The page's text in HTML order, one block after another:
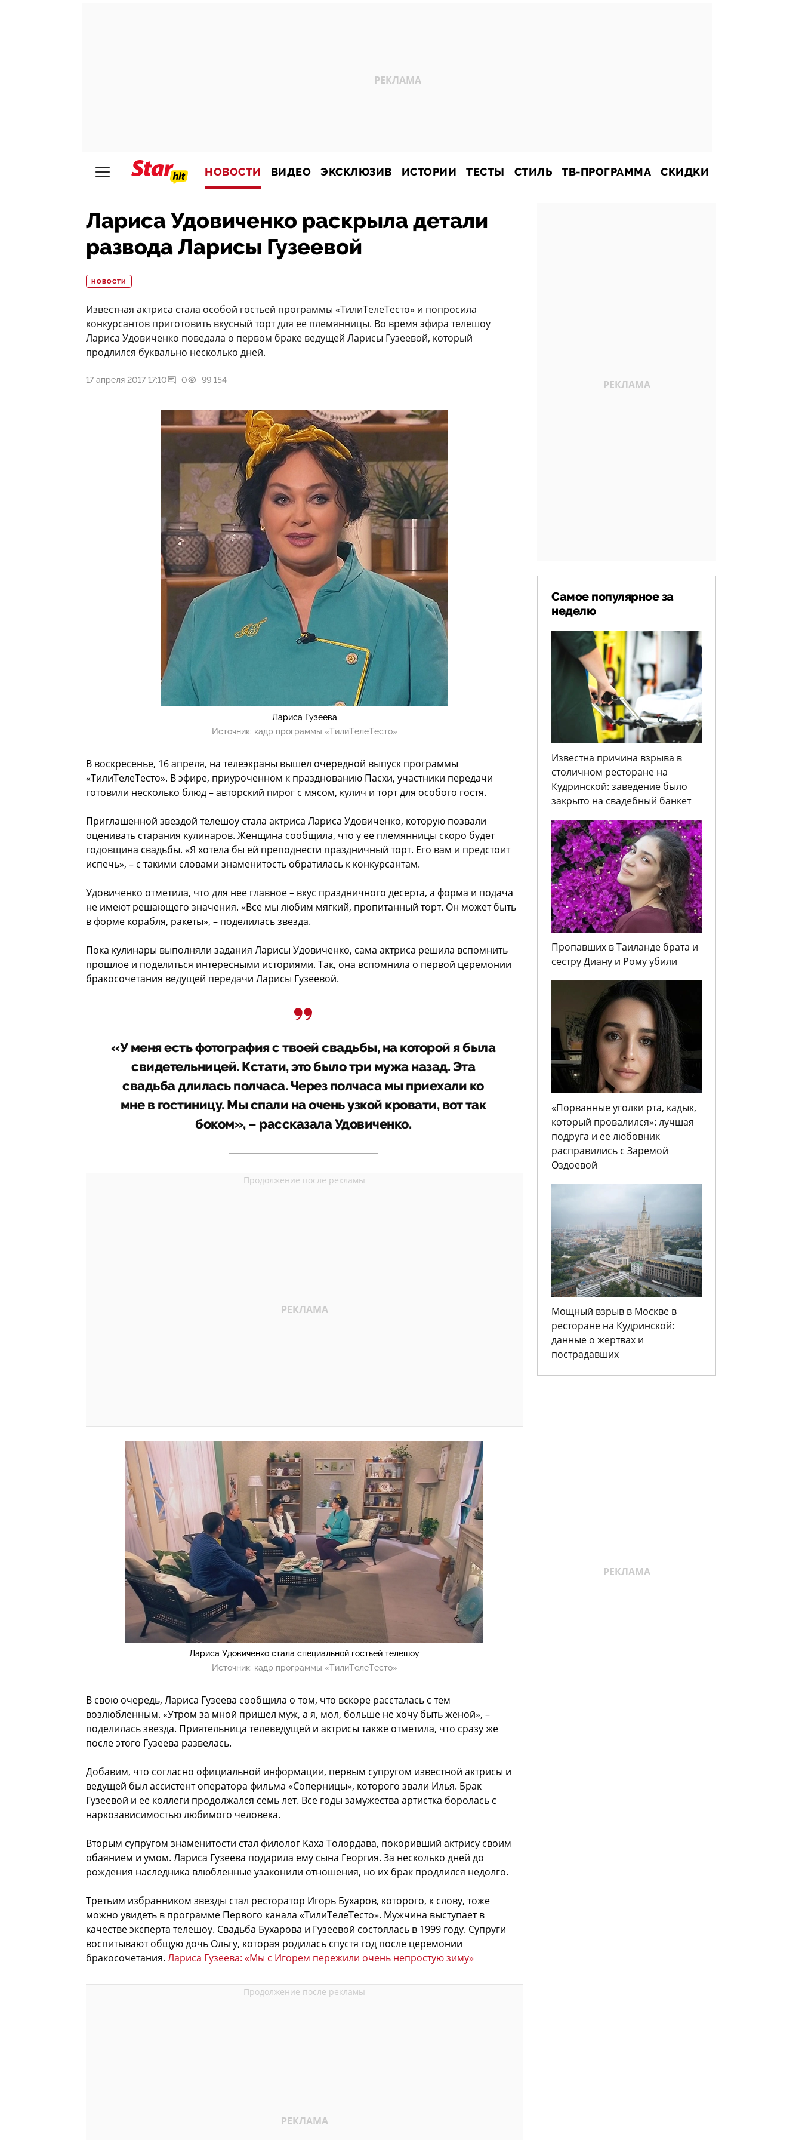
НОВОСТИ ВИДЕО ЭКСКЛЮЗИВ ИСТОРИИ ТЕСТЫ СТИЛЬ ТВ-ПРОГРАММА СКИДКИ
Лариса Удовиченко раскрыла детали
развода Ларисы Гузеевой
НОВОСТИ
Известная актриса стала особой гостьей программы «ТилиТелеТесто» и попросила
конкурсантов приготовить вкусный торт для ее племянницы. Во время эфира телешоу
Лариса Удовиченко поведала о первом браке ведущей Ларисы Гузеевой, который
продлился буквально несколько дней.
17 апреля 2017 17:10 0 99 154
Лариса Гузеева
Источник: кадр программы «ТилиТелеТесто»
В воскресенье, 16 апреля, на телеэкраны вышел очередной выпуск программы
«ТилиТелеТесто». В эфире, приуроченном к празднованию Пасхи, участники передачи
готовили несколько блюд – авторский пирог с мясом, кулич и торт для особого гостя.
Приглашенной звездой телешоу стала актриса Лариса Удовиченко, которую позвали
оценивать старания кулинаров. Женщина сообщила, что у ее племянницы скоро будет
годовщина свадьбы. «Я хотела бы ей преподнести праздничный торт. Его вам и предстоит
испечь», – с такими словами знаменитость обратилась к конкурсантам.
Удовиченко отметила, что для нее главное – вкус праздничного десерта, а форма и подача
не имеют решающего значения. «Все мы любим мягкий, пропитанный торт. Он может быть
в форме корабля, ракеты», – поделилась звезда.
Пока кулинары выполняли задания Ларисы Удовиченко, сама актриса решила вспомнить
прошлое и поделиться интересными историями. Так, она вспомнила о первой церемонии
бракосочетания ведущей передачи Ларисы Гузеевой.
«У меня есть фотография с твоей свадьбы, на которой я была
свидетельницей. Кстати, это было три мужа назад. Эта
свадьба длилась полчаса. Через полчаса мы приехали ко
мне в гостиницу. Мы спали на очень узкой кровати, вот так
боком», – рассказала Удовиченко.
Лариса Удовиченко стала специальной гостьей телешоу
Источник: кадр программы «ТилиТелеТесто»
В свою очередь, Лариса Гузеева сообщила о том, что вскоре рассталась с тем
возлюбленным. «Утром за мной пришел муж, а я, мол, больше не хочу быть женой», –
поделилась звезда. Приятельница телеведущей и актрисы также отметила, что сразу же
после этого Гузеева развелась.
Добавим, что согласно официальной информации, первым супругом известной актрисы и
ведущей был ассистент оператора фильма «Соперницы», которого звали Илья. Брак
Гузеевой и ее коллеги продолжался семь лет. Все годы замужества артистка боролась с
наркозависимостью любимого человека.
Вторым супругом знаменитости стал филолог Каха Толордава, покоривший актрису своим
обаянием и умом. Лариса Гузеева подарила ему сына Георгия. За несколько дней до
рождения наследника влюбленные узаконили отношения, но их брак продлился недолго.
Третьим избранником звезды стал ресторатор Игорь Бухаров, которого, к слову, тоже
можно увидеть в программе Первого канала «ТилиТелеТесто». Мужчина выступает в
качестве эксперта телешоу. Свадьба Бухарова и Гузеевой состоялась в 1999 году. Супруги
воспитывают общую дочь Ольгу, которая родилась спустя год после церемонии
бракосочетания. Лариса Гузеева: «Мы с Игорем пережили очень непростую зиму»
Самое популярное за
неделю
Известна причина взрыва в
столичном ресторане на
Кудринской: заведение было
закрыто на свадебный банкет
Пропавших в Таиланде брата и
сестру Диану и Рому убили
«Порванные уголки рта, кадык,
который провалился»: лучшая
подруга и ее любовник
расправились с Заремой
Оздоевой
Мощный взрыв в Москве в
ресторане на Кудринской:
данные о жертвах и
пострадавших